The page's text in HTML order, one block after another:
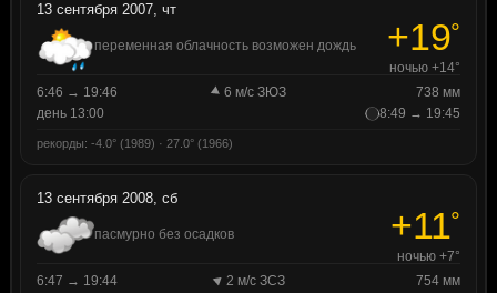
13 сентября 2007, чт
переменная облачность возможен дождь +19°
ночью +14°
6:46 → 19:46
6 м/с ЗЮЗ
738 мм
день 13:00
8:49 → 19:45
рекорды: -4.0° (1989) · 27.0° (1966)
13 сентября 2008, сб
пасмурно без осадков +11°
ночью +7°
6:47 → 19:44
2 м/с ЗСЗ
754 мм